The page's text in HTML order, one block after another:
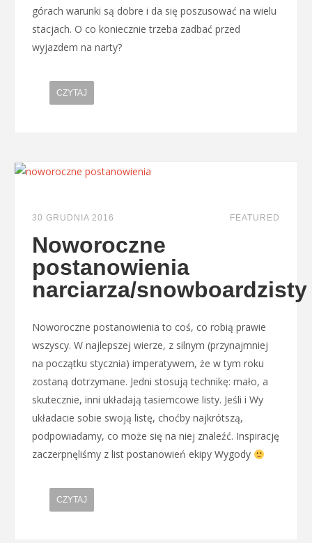
górach warunki są dobre i da się poszusować na wielu
stacjach. O co koniecznie trzeba zadbać przed
wyjazdem na narty?
CZYTAJ
FEATURED
30 GRUDNIA 2016
Noworoczne
postanowienia
narciarza/snowboardzisty
Noworoczne postanowienia to coś, co robią prawie
wszyscy. W najlepszej wierze, z silnym (przynajmniej
na początku stycznia) imperatywem, że w tym roku
zostaną dotrzymane. Jedni stosują technikę: mało, a
skutecznie, inni układają tasiemcowe listy. Jeśli i Wy
układacie sobie swoją listę, choćby najkrótszą,
podpowiadamy, co może się na niej znaleźć. Inspirację
zaczerpnęliśmy z list postanowień ekipy Wygody
CZYTAJ